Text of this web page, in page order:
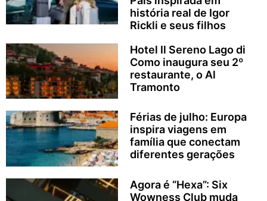
história real de Igor
Rickli e seus filhos
Hotel Il Sereno Lago di
Como inaugura seu 2º
restaurante, o Al
Tramonto
Férias de julho: Europa
inspira viagens em
família que conectam
diferentes gerações
Agora é “Hexa”: Six
Wowness Club muda